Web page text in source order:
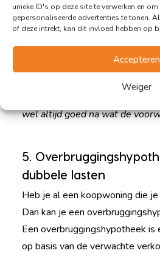
unieke ID's op deze site te verwerken en
gepersonaliseerde advertenties te tonen.
of deze intrekt, kan dit invloed hebben op
Accepteren
Weiger
Een ander voordeel is dat je
waar je aan toe bent.
Goed om te weten: Sommige
bieden
wel altijd goed na wat de
5.
dubbele lasten
Heb je al een koopwoning die
Dan kan je een
Een overbruggingshypotheek is
op basis van de verwachte